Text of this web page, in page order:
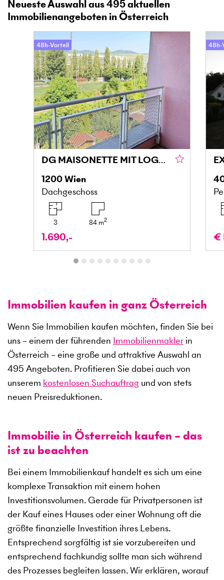
Neueste Auswahl aus495aktuellen
Immobilienangeboten in Österreich
48h-Vorteil
DG MAISONETTE MIT LOGGIA UND GRÜNBLICK IN DONAU NÄHE
1200Wien
Dachgeschoss
3 84m2
1.690,-
48h-
€
Immobilien kaufen in ganz Österreich
Wenn Sie Immobilien kaufen möchten, finden Sie bei
uns – einem der führenden Immobilienmakler in
Österreich – eine große und attraktive Auswahl an
495 Angeboten. Profitieren Sie dabei auch von
unserem kostenlosen Suchauftrag und von stets
neuen Preisreduktionen.
Immobilie in Österreich kaufen – das
ist zu beachten
Bei einem Immobilienkauf handelt es sich um eine
komplexe Transaktion mit einem hohen
Investitionsvolumen. Gerade für Privatpersonen ist
der Kauf eines Hauses oder einer Wohnung oft die
größte finanzielle Investition ihres Lebens.
Entsprechend sorgfältig ist sie vorzubereiten und
entsprechend fachkundig sollte man sich während
des Prozesses begleiten lassen. Wir erklären, worauf